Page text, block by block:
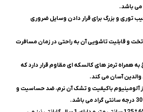
می باشد.
توری و بزرگ برای قرار دادن وسایل ضروری
و قابلیت تاشویی آن به راحتی در زمان مسافرت
همراه ترمز های کالسکه ای مقاوم قرار دارد که
والدین آسان می کند.
باکیفیت و تشک آن نرم، ضد حساسیت و